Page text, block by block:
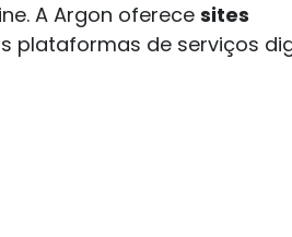
A Argon oferece sites
plataformas de serviços